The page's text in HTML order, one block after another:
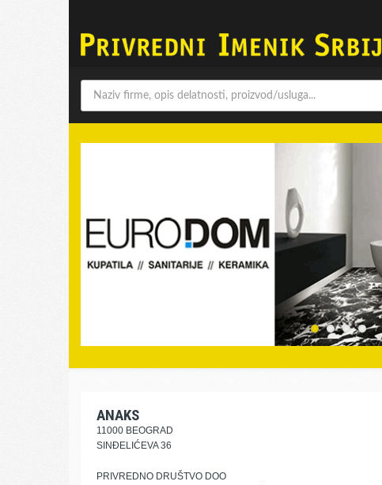
ANAKS
11000 BEOGRAD
SINĐELIĆEVA 36
PRIVREDNO DRUŠTVO DOO